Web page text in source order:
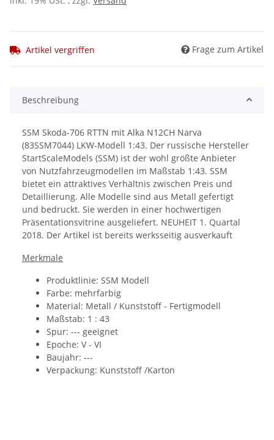
Artikel vergriffen Frage zum Artikel
Beschreibung
SSM Skoda-706 RTTN mit Alka N12CH Narva
(83SSM7044) LKW-Modell 1:43. Der russische Hersteller
StartScaleModels (SSM) ist der wohl größte Anbieter
von Nutzfahrzeugmodellen im Maßstab 1:43. SSM
bietet ein attraktives Verhältnis zwischen Preis und
Detaillierung. Alle Modelle sind aus Metall gefertigt
und bedruckt. Sie werden in einer hochwertigen
Präsentationsvitrine ausgeliefert. NEUHEIT 1. Quartal
2018. Der Artikel ist bereits werksseitig ausverkauft
Merkmale
Produktlinie: SSM Modell
Farbe: mehrfarbig
Material: Metall / Kunststoff - Fertigmodell
Maßstab: 1 : 43
Spur: --- geeignet
Epoche: V - VI
Baujahr: ---
Verpackung: Kunststoff /Karton